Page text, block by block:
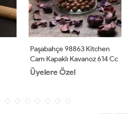
Paşabahçe 98863 Kitchen
Cam Kapaklı Kavanoz 614 Cc
Üyelere Özel